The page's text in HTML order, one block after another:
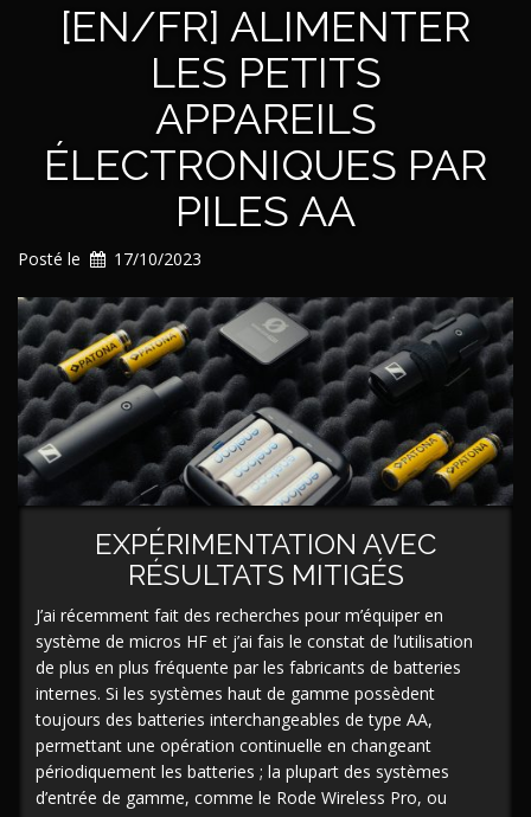
réglage
rapide »
[EN/FR] ALIMENTER
LES PETITS
APPAREILS
ÉLECTRONIQUES PAR
PILES AA
Posté le 17/10/2023
EXPÉRIMENTATION AVEC
RÉSULTATS MITIGÉS
J’ai récemment fait des recherches pour m’équiper en
système de micros HF et j’ai fais le constat de l’utilisation
de plus en plus fréquente par les fabricants de batteries
internes. Si les systèmes haut de gamme possèdent
toujours des batteries interchangeables de type AA,
permettant une opération continuelle en changeant
périodiquement les batteries ; la plupart des systèmes
d’entrée de gamme, comme le Rode Wireless Pro, ou